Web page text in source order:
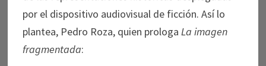
por el dispositivo audiovisual de ficción. Así lo
plantea, Pedro Roza, quien prologa La imagen
fragmentada: